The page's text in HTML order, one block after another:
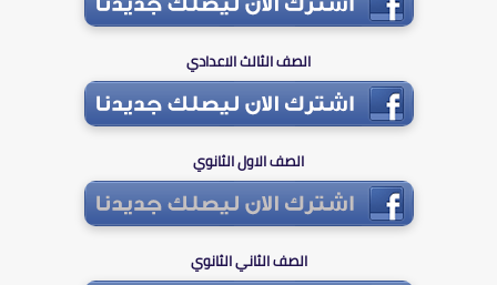
الصف الثالث الاعدادي
الصف الاول الثانوي
الصف الثاني الثانوي